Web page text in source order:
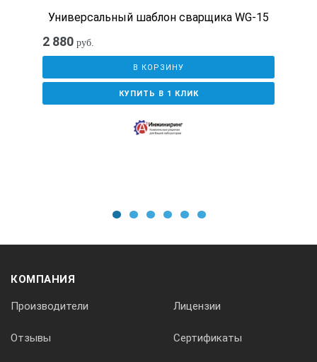
±0,20
0.05
Универсальный шаблон сварщика WG-15
2 880 руб.
В КОРЗИНУ
КУПИТЬ В 1 КЛИК
КОМПАНИЯ
Производители Лицензии
Отзывы Сертификаты